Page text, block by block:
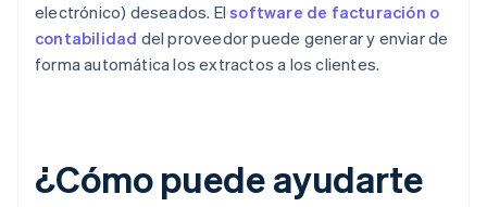
electrónico) deseados. Elsoftware de facturación o
contabilidad del proveedor puede generar y enviar de
forma automática los extractos a los clientes.
¿Cómo puede ayudarte